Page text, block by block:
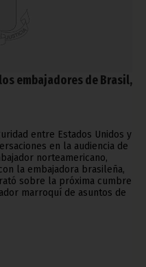
embajadores de Brasil,
entre Estados Unidos y
en la audiencia de
norteamericano,
la embajadora brasileña,
sobre la próxima cumbre
marroquí de asuntos de